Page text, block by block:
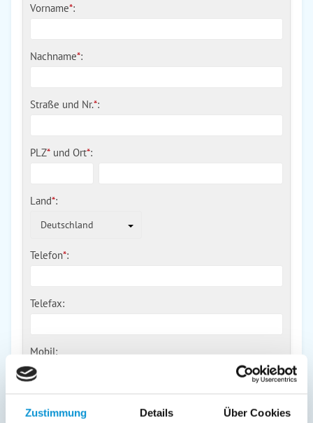
Zustimmung Details Über Cookies
Vorname*:
Nachname*:
Straße und Nr.*:
PLZ* und Ort*:
Land*:
Deutschland
Telefon*:
Telefax:
Mobil: